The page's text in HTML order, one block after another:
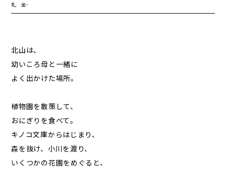
礼 金-
北山は、
幼いころ母と一緒に
よく出かけた場所。
植物園を散策して、
おにぎりを食べて。
キノコ文庫からはじまり、
森を抜け、小川を渡り、
いくつかの花園をめぐると、